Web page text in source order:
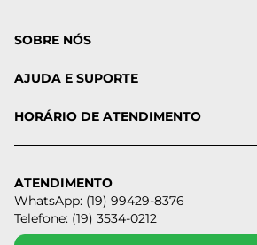
SOBRE NÓS
AJUDA E SUPORTE
HORÁRIO DE ATENDIMENTO
ATENDIMENTO
WhatsApp: (19) 99429-8376
Telefone: (19) 3534-0212